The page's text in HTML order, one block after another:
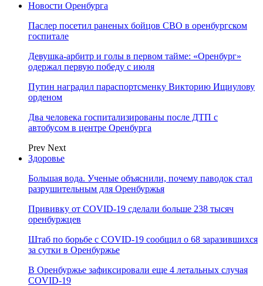
Новости Оренбурга
Паслер посетил раненых бойцов СВО в оренбургском
госпитале
Девушка-арбитр и голы в первом тайме: «Оренбург»
одержал первую победу с июля
Путин наградил параспортсменку Викторию Ищиулову
орденом
Два человека госпитализированы после ДТП с
автобусом в центре Оренбурга
Prev Next
Здоровье
Большая вода. Ученые объяснили, почему паводок стал
разрушительным для Оренбуржья
Прививку от COVID-19 сделали больше 238 тысяч
оренбуржцев
Штаб по борьбе с СOVID-19 сообщил о 68 заразившихся
за сутки в Оренбуржье
В Оренбуржье зафиксировали еще 4 летальных случая
COVID-19